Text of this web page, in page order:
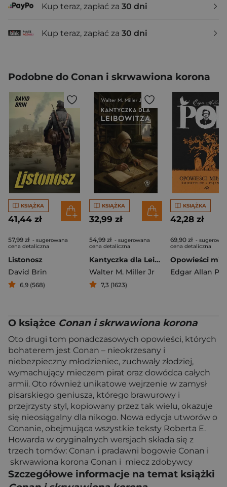
Kup teraz, zapłać za 30 dni
Kup teraz, zapłać za 30 dni
Podobne do Conan i skrwawiona korona
KSIĄŻKA
41,44 zł
57,99 zł - sugerowana
cena detaliczna
Listonosz
David Brin
6,9 (568)
KSIĄŻKA
32,99 zł
54,99 zł - sugerowana
cena detaliczna
Kantyczka dla Leibowitza
Walter M. Miller Jr
7,3 (1623)
KSIĄŻKA
42,28 zł
69,90 zł -
cena detaliczna
Edgar Allan
O książce Conan i skrwawiona korona
Oto drugi tom ponadczasowych opowieści, których
bohaterem jest Conan – nieokrzesany i
niebezpieczny młodzieniec, zuchwały złodziej,
wymachujący mieczem pirat oraz dowódca całych
armii. Oto również unikatowe wejrzenie w zamysł
pisarskiego geniusza, którego brawurowy i
przejrzysty styl, kopiowany przez tak wielu, okazuje
się nieosiągalny dla nikogo. Nowa edycja utworów o
Conanie, obejmująca wszystkie teksty Roberta E.
Howarda w oryginalnych wersjach składa się z
trzech tomów: Conan i pradawni bogowie Conan i
skrwawiona korona Conan i miecz zdobywcy
Szczegółowe informacje na temat książki